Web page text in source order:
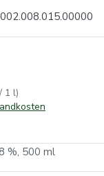
1 l)
%, 500 ml